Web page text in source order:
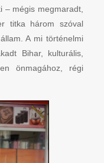
– mégis megmaradt,
titka három szóval
A mi történelmi
Bihar, kulturális,
önmagához, régi